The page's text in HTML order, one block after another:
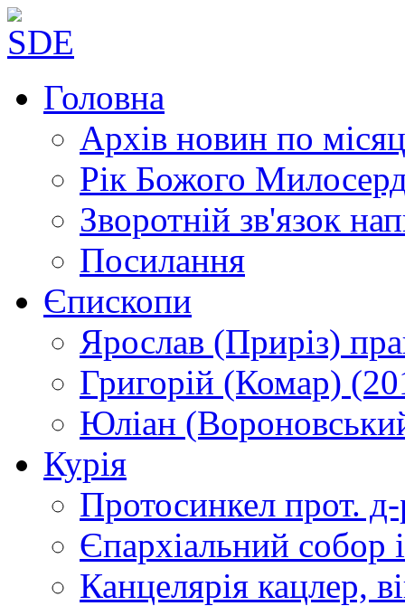
Головна
Архів новин по
Рік Божого
Зворотній зв'язок
Посилання
Єпископи
Ярослав (Приріз)
Григорій (Комар)
Юліан
Курія
Протосинкел прот.
Єпархіальний собор
Канцелярія кацлер,